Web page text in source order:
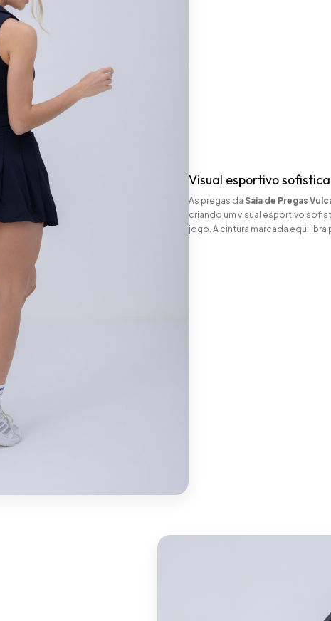
Visual esportivo
As pregas da Saia de Pregas
criando um visual esportivo
jogo. A cintura marcada